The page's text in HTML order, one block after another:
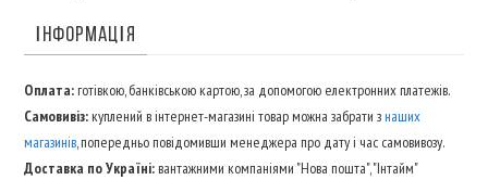
ІНФОРМАЦІЯ
Оплата: готівкою, банківською картою, за допомогою електронних платежів.
Самовивіз: куплений в інтернет-магазині товар можна забрати знаших
магазинів, попередньо повідомивши менеджера про дату і час самовивозу.
Доставка по Україні: вантажними компаніями "Нова пошта", "Інтайм"